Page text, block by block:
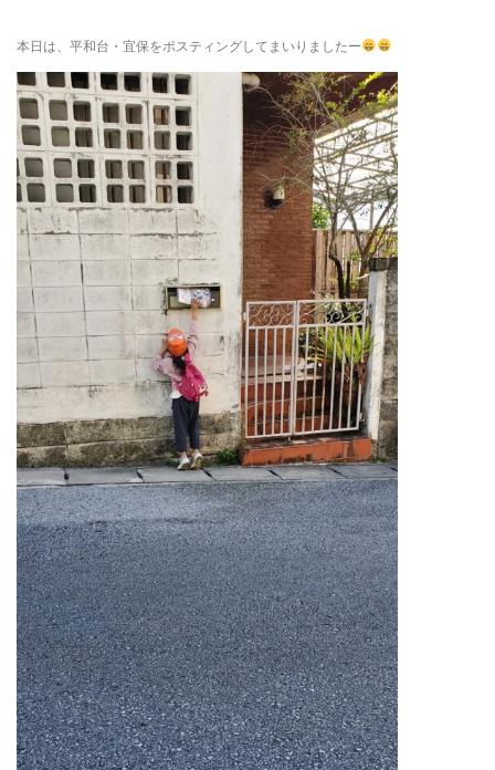
本日は、平和台・宜保をポスティングしてまいりましたー